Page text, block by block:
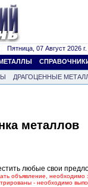
Пятница, 07 Август 2026 г.
ДРАГОЦЕННЫЕ
металлов
любые свои
объявление, необходимо
- необходимо